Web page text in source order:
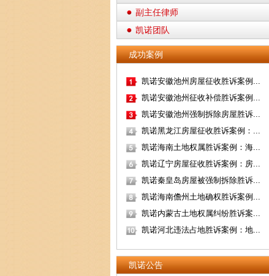
副主任律师
凯诺团队
成功案例
凯诺安徽池州房屋征收胜诉案例...
凯诺安徽池州征收补偿胜诉案例...
凯诺安徽池州强制拆除房屋胜诉...
凯诺黑龙江房屋征收胜诉案例：...
凯诺海南土地权属胜诉案例：海...
凯诺辽宁房屋征收胜诉案例：房...
凯诺秦皇岛房屋被强制拆除胜诉...
凯诺海南儋州土地确权胜诉案例...
凯诺内蒙古土地权属纠纷胜诉案...
凯诺河北违法占地胜诉案例：地...
凯诺公告